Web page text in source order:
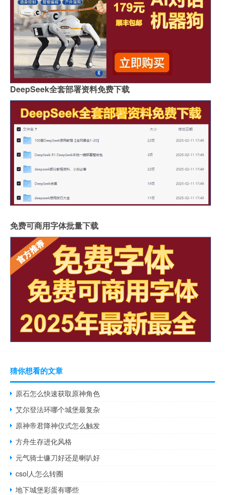
DeepSeek全套部署资料免费下载
免费可商用字体批量下载
猜你想看的文章
原石怎么快速获取原神角色
艾尔登法环哪个城堡最复杂
原神帝君降神仪式怎么触发
方舟生存进化风格
元气骑士镰刀好还是喇叭好
csol人怎么转圈
地下城堡彩蛋有哪些